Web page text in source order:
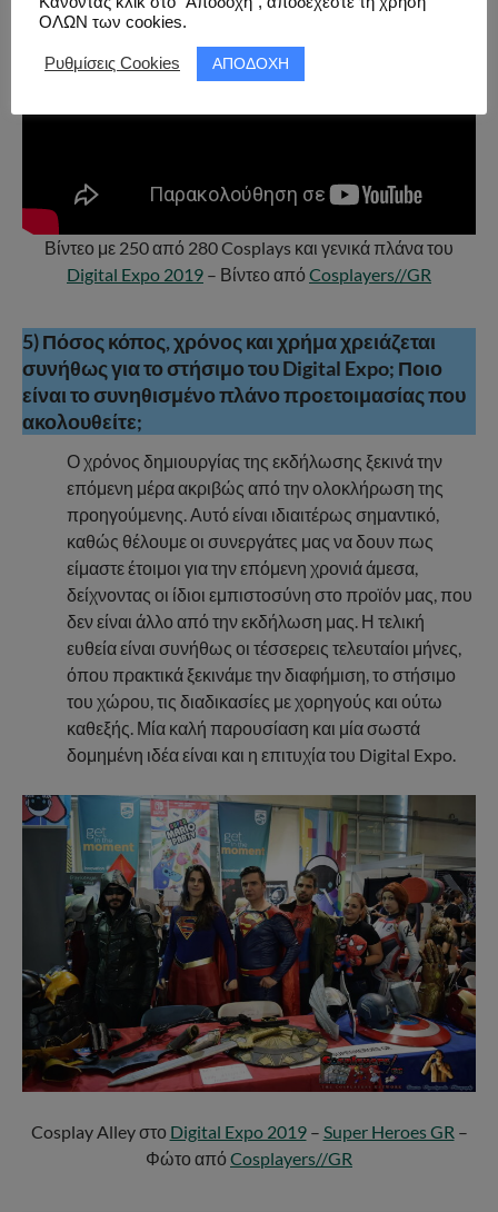
Βίντεο με 250 από 280 Cosplays και γενικά πλάνα του
Digital Expo 2019 – Βίντεο από Cosplayers//GR
5) Πόσος κόπος, χρόνος και χρήμα χρειάζεται
συνήθως για το στήσιμο του Digital Expo; Ποιο
είναι το συνηθισμένο πλάνο προετοιμασίας που
ακολουθείτε;
Ο χρόνος δημιουργίας της εκδήλωσης ξεκινά την
επόμενη μέρα ακριβώς από την ολοκλήρωση της
προηγούμενης. Αυτό είναι ιδιαιτέρως σημαντικό,
καθώς θέλουμε οι συνεργάτες μας να δουν πως
είμαστε έτοιμοι για την επόμενη χρονιά άμεσα,
δείχνοντας οι ίδιοι εμπιστοσύνη στο προϊόν μας, που
δεν είναι άλλο από την εκδήλωση μας. Η τελική
ευθεία είναι συνήθως οι τέσσερεις τελευταίοι μήνες,
όπου πρακτικά ξεκινάμε την διαφήμιση, το στήσιμο
του χώρου, τις διαδικασίες με χορηγούς και ούτω
καθεξής. Μία καλή παρουσίαση και μία σωστά
δομημένη ιδέα είναι και η επιτυχία του Digital Expo.
Cosplay Alley στο Digital Expo 2019– Super Heroes GR –
Φώτο από Cosplayers//GR
ΟΛΩΝ των cookies.
Ρυθμίσεις Cookies ΑΠΟΔΟΧΗ